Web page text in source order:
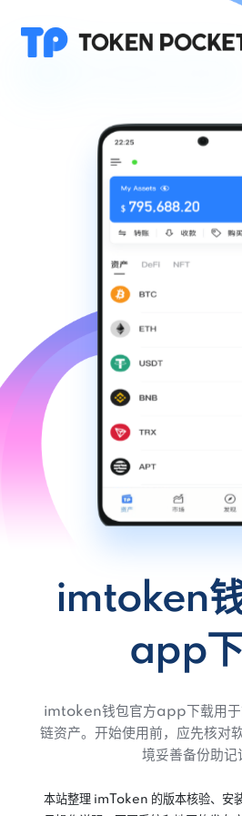
imtoken
app
imtoken钱包官方app下载用于
链资产。开始使用前，应先核对
境妥善备份助记
本站整理 imToken 的版本核验、安